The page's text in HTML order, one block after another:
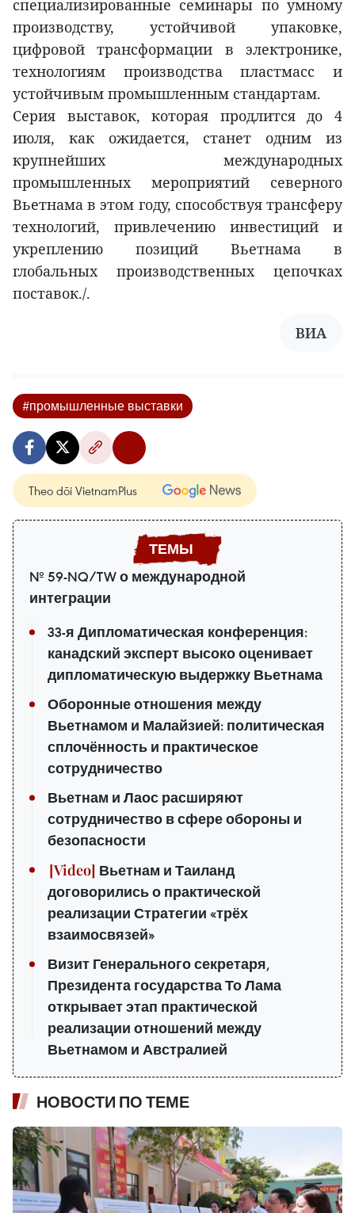
специализированные семинары по умному
производству, устойчивой упаковке,
цифровой трансформации в электронике,
технологиям производства пластмасс и
устойчивым промышленным стандартам.
Серия выставок, которая продлится до 4
июля, как ожидается, станет одним из
крупнейших международных
промышленных мероприятий северного
Вьетнама в этом году, способствуя трансферу
технологий, привлечению инвестиций и
укреплению позиций Вьетнама в
глобальных производственных цепочках
поставок./.
ВИА
#промышленные выставки
Theo dõi VietnamPlus
№ 59-NQ/TW о международной
интеграции
33-я Дипломатическая конференция:
канадский эксперт высоко оценивает
дипломатическую выдержку Вьетнама
Оборонные отношения между
Вьетнамом и Малайзией: политическая
сплочённость и практическое
сотрудничество
Вьетнам и Лаос расширяют
сотрудничество в сфере обороны и
безопасности
Вьетнам и Таиланд
договорились о практической
реализации Стратегии «трёх
взаимосвязей»
Визит Генерального секретаря,
Президента государства То Лама
открывает этап практической
реализации отношений между
Вьетнамом и Австралией
НОВОСТИ ПО ТЕМЕ